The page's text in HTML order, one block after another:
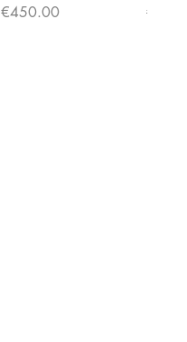
セール価格
€450.00 通常価